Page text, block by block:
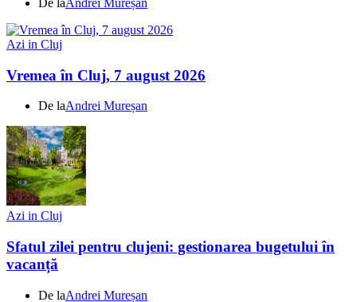
Azi in Cluj
Vremea în Cluj, 7 august 2026
De laAndrei Mureșan
Azi in Cluj
Sfatul zilei pentru clujeni: gestionarea bugetului în
vacanță
De laAndrei Mureșan